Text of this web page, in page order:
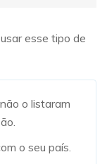
esse tipo de
o listaram
o seu país.